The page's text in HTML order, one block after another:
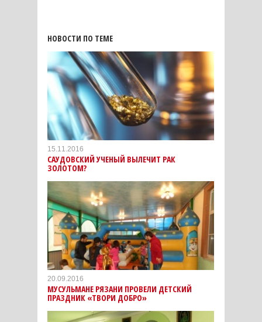
НОВОСТИ ПО ТЕМЕ
15.11.2016
САУДОВСКИЙ УЧЕНЫЙ ВЫЛЕЧИТ РАК
ЗОЛОТОМ?
20.09.2016
МУСУЛЬМАНЕ РЯЗАНИ ПРОВЕЛИ ДЕТСКИЙ
ПРАЗДНИК «ТВОРИ ДОБРО»